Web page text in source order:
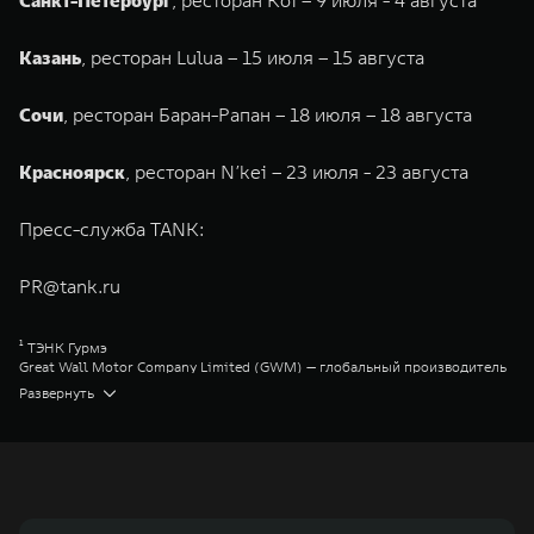
Казань, ресторан Lulua – 15 июля – 15 августа
Сочи, ресторан Баран-Рапан – 18 июля – 18 августа
Красноярск, ресторан N’kei – 23 июля - 23 августа
Пресс-служба TANK:
PR@tank.ru
¹ ТЭНК Гурмэ
Great Wall Motor Company Limited (GWM) — глобальный производитель
внедорожников, кроссоверов и пикапов, специализирующийся на
интеллектуальных технологиях и экологичном производстве. Компания
Развернуть